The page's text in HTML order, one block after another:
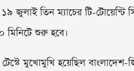
তিন ম্যাচের টি-টোয়েন্টি
মিনিটে শুরু হবে।
মুখোমুখি হয়েছিল বাংলাদেশ-